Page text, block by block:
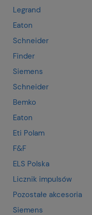
Legrand
Eaton
Schneider
Finder
Siemens
Schneider
Bemko
Eaton
Eti Polam
F&F
ELS Polska
Licznik impulsów
Pozostałe akcesoria
Siemens